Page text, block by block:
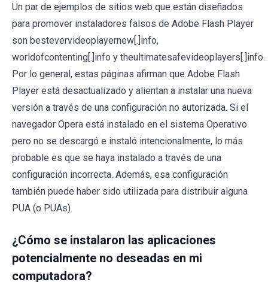
Un par de ejemplos de sitios web que están diseñados
para promover instaladores falsos de Adobe Flash Player
son bestevervideoplayernew[.]info,
worldofcontenting[.]info y theultimatesafevideoplayers[.]info.
Por lo general, estas páginas afirman que Adobe Flash
Player está desactualizado y alientan a instalar una nueva
versión a través de una configuración no autorizada. Si el
navegador Opera está instalado en el sistema Operativo
pero no se descargó e instaló intencionalmente, lo más
probable es que se haya instalado a través de una
configuración incorrecta. Además, esa configuración
también puede haber sido utilizada para distribuir alguna
PUA (o PUAs).
¿Cómo se instalaron las aplicaciones
potencialmente no deseadas en mi
computadora?